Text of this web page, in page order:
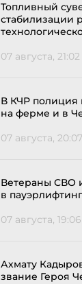
Топливный
стабилизации
07 августа, 21:02
В КЧР полиция
на ферме и в
07 августа, 20:07
Ветераны СВО
в
07 августа, 19:06
Ахмату
звание Героя